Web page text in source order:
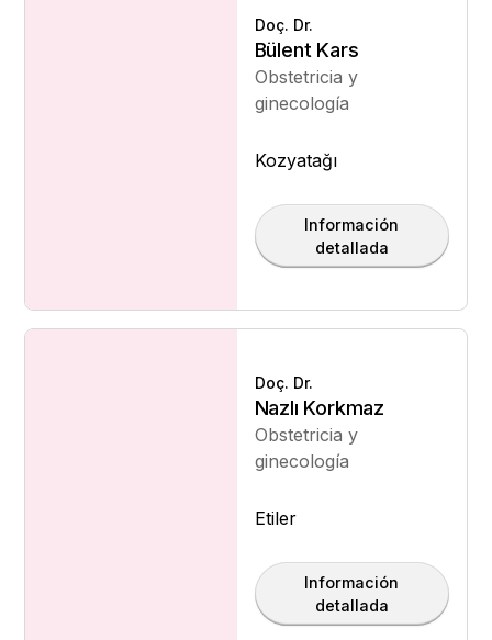
Doç. Dr.
Bülent Kars
Obstetricia y
ginecología
Kozyatağı
Información
detallada
Doç. Dr.
Nazlı Korkmaz
Obstetricia y
ginecología
Etiler
Información
detallada